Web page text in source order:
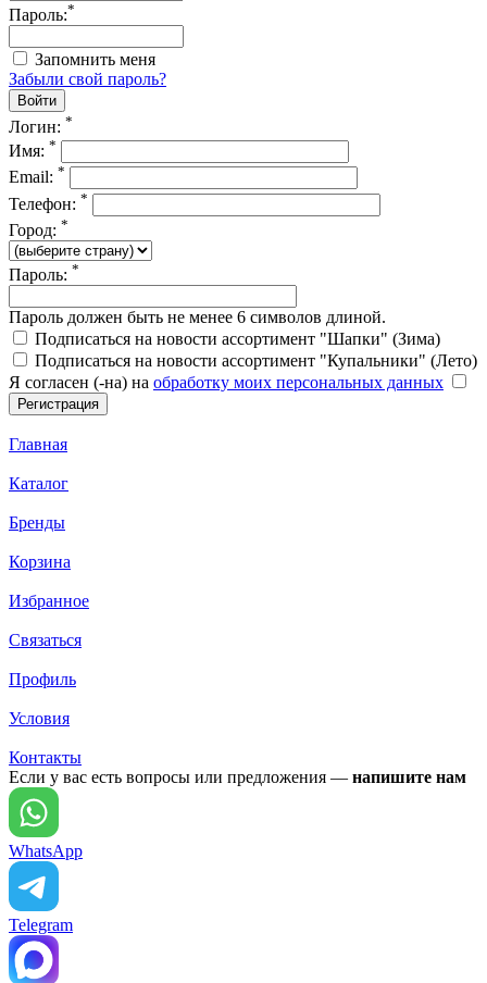
Пароль:*
Запомнить меня
Забыли свой пароль?
Логин: *
Имя: *
Email: *
Телефон: *
Город: *
Пароль: *
Пароль должен быть не менее 6 символов длиной.
Подписаться на новости ассортимент "Шапки" (Зима)
Подписаться на новости ассортимент "Купальники" (Лето)
Я согласен (-на) на обработку моих персональных данных
Главная
Каталог
Бренды
Корзина
Избранное
Связаться
Профиль
Условия
Контакты
Если у вас есть вопросы или предложения — напишите нам
WhatsApp
Telegram